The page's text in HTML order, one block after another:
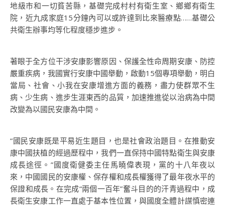
地級市和一切貧苦縣，基礎完成村村有衛生室、鄉鄉有衛生
院，近九成家庭15分鐘內可以或許達到比來醫療點……基礎公
共衛生辦事均等化程度穩步進步。
著眼于全方位干涉安康影響原因、保護全性命周期安康、防控
嚴重疾病，我國實行安康中國舉動，啟動15個專項舉動，明白
當局、社會、小我在安康增進方面的義務，盡力使群眾不生
病、少生病、進步生涯東西的品質，加速推進從以治病為中間
改變為以國民安康為中間。
“國民安康既是平易近生題目，也是社會政治題目。在推動安
康中國扶植的經過歷程中，我們一直保持中國特點衛生與安康
成長途徑。”國度衛健委主任馬曉偉表現，黨的十八年夜以
來，中國國民的安康權、保存權和成長權獲得了最年夜水平的
保證和成長。在完成“兩個一百年”奮斗目的的汗青過程中，成
長衛生安康工作一直處于基本性位置，與國度全體計謀慎密連